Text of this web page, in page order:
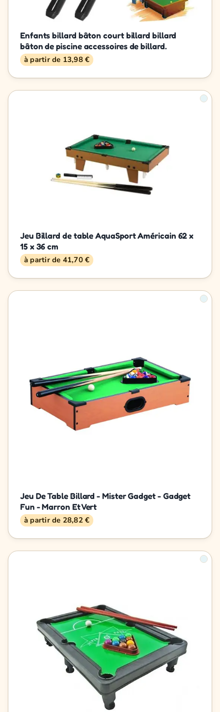
Enfants billard bâton court billard billard
bâton de piscine accessoires de billard.
à partir de 13,98 €
Jeu Billard de table AquaSport Américain 62 x
15 x 36 cm
à partir de 41,70 €
Jeu De Table Billard - Mister Gadget - Gadget
Fun - Marron Et Vert
à partir de 28,82 €